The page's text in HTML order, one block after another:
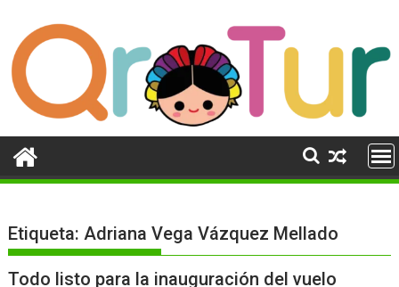
contenido
Etiqueta:Adriana Vega Vázquez Mellado
Todo listo para la inauguración del vuelo